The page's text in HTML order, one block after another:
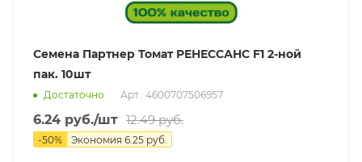
Семена Партнер Томат РЕНЕССАНС F1 2-ной
пак. 10шт
Достаточно Арт.: 4600707506957
6.24 руб./шт 12.49руб.
-50% Экономия 6.25 руб.